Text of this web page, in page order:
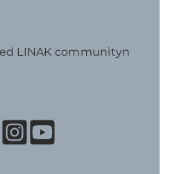
LINAK communityn